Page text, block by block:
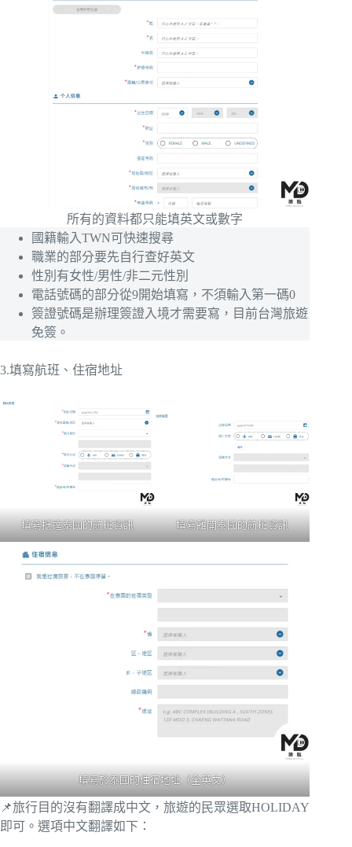
所有的資料都只能填英文或數字
國籍輸入TWN可快速搜尋
職業的部分要先自行查好英文
性別有女性/男性/非二元性別
電話號碼的部分從9開始填寫，不須輸入第一碼0
簽證號碼是辦理簽證入境才需要寫，目前台灣旅遊
免簽。
3.填寫航班、住宿地址
填寫抵達泰國的航班資訊 填寫離開泰國的航班資訊
填寫於泰國的住宿地址（全英文）
📌旅行目的沒有翻譯成中文，旅遊的民眾選取HOLIDAY
即可。選項中文翻譯如下：